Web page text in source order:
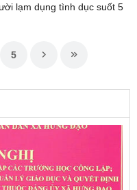
lạm dụng tình dục suốt 5
5